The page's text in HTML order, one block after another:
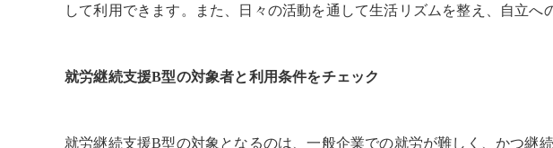
して利用できます。また、日々の活動を通して生活リズムを整え、自立へ
就労継続支援B型の対象者と利用条件をチェック
就労継続支援B型の対象となるのは、一般企業での就労が難しく、かつ継